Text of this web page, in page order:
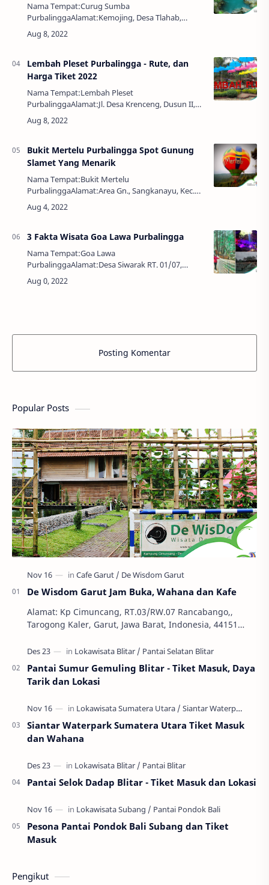
Nama Tempat:Curug Sumba
PurbalinggaAlamat:Kemojing, Desa Tlahab,
Karangreja, Kemejing, Tlahab Kidul, Kec.
Karangreja, Kabupaten Purbalingga, Jawa Tengah
Lembah Pleset Purbalingga - Rute, dan
Harga Tiket 2022
Nama Tempat:Lembah Pleset
PurbalinggaAlamat:Jl. Desa Krenceng, Dusun II,
Krenceng, Kejobong, Purbalingga, Jawa Tengah,
Indonesia, 53392Harga Tiket:Senin – Jumat 3
Bukit Mertelu Purbalingga Spot Gunung
Slamet Yang Menarik
Nama Tempat:Bukit Mertelu
PurbalinggaAlamat:Area Gn., Sangkanayu, Kec.
Mrebet, Kabupaten Purbalingga, Jawa Tengah
53352Harga Tiket:Rp. 5.000,-Parkir:Rp. 3.000,00
3 Fakta Wisata Goa Lawa Purbalingga
Nama Tempat:Goa Lawa
PurbalinggaAlamat:Desa Siwarak RT. 01/07,
Karangreja, Dusun IV, Sirawak, Purbalingga, Jawa
Tengah, IndonesiaJam Buka:08.00 – 16.00
Posting Komentar
Popular Posts
De Wisdom Garut Jam Buka, Wahana dan Kafe
Alamat: Kp Cimuncang, RT.03/RW.07 Rancabango,,
Tarogong Kaler, Garut, Jawa Barat, Indonesia, 44151
Pantai Sumur Gemuling Blitar - Tiket Masuk, Daya
Tarik dan Lokasi
Siantar Waterpark Sumatera Utara Tiket Masuk
dan Wahana
Pantai Selok Dadap Blitar - Tiket Masuk dan Lokasi
Pesona Pantai Pondok Bali Subang dan Tiket
Masuk
Pengikut